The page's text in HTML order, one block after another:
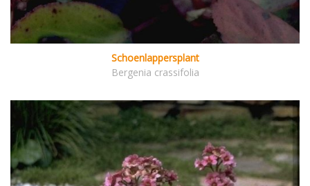
Schoenlappersplant
Bergenia crassifolia